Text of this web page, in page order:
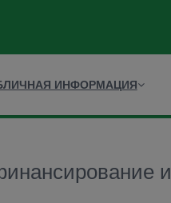
ИНФОРМАЦИЯ
и